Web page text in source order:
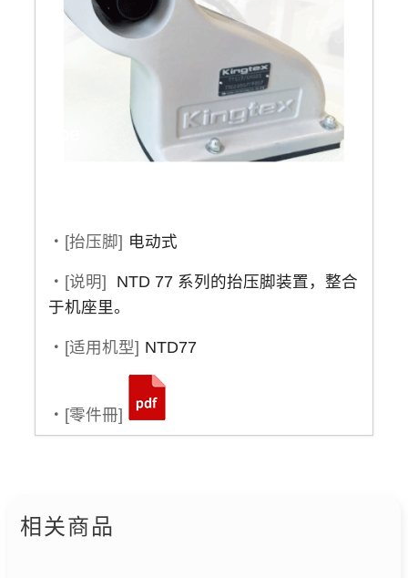
・[抬压脚] 电动式
・[说明]
NTD 77 系列的抬压脚装置，整合
于机座里。
・[适用机型] NTD77
・[零件冊]
相关商品